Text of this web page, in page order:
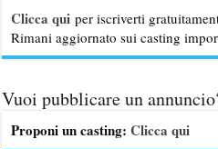
Clicca qui per iscriverti
Rimani aggiornato sui casting
Vuoi pubblicare un
Proponi un casting:Clicca qui